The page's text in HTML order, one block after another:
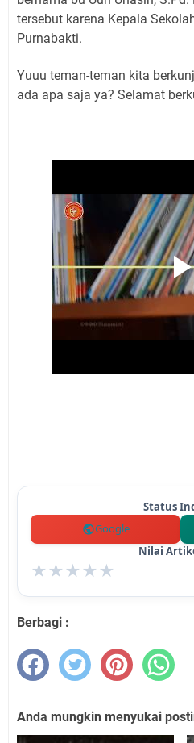
tersebut karena Kepala
Purnabakti.
Yuuu teman-teman kita
ada apa saja ya? Selamat
Status
Google
Nilai
★★★★★
Berbagi :
Anda mungkin menyukai